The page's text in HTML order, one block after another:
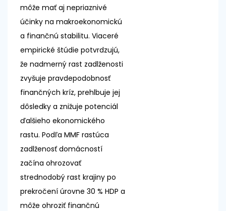
môže mať aj nepriaznivé
účinky na makroekonomickú
a finančnú stabilitu. Viaceré
empirické štúdie potvrdzujú,
že nadmerný rast zadlženosti
zvyšuje pravdepodobnosť
finančných kríz, prehlbuje jej
dôsledky a znižuje potenciál
ďalšieho ekonomického
rastu. Podľa MMF rastúca
zadlženosť domácností
začína ohrozovať
strednodobý rast krajiny po
prekročení úrovne 30 % HDP a
môže ohroziť finančnú